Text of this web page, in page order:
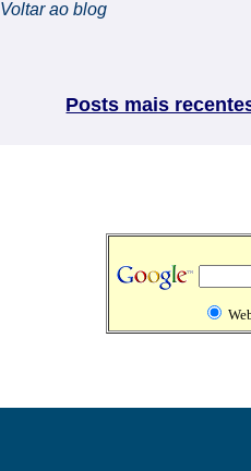
Voltar ao blog
Posts mais